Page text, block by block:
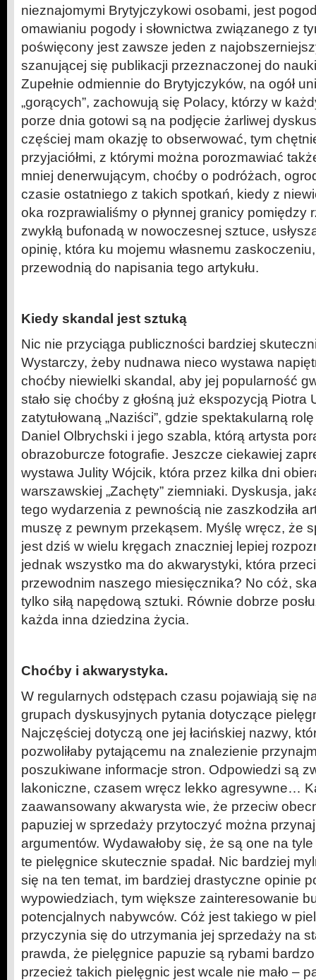
nieznajomymi Brytyjczykowi osobami, jest
omawianiu pogody i słownictwa związanego z
poświęcony jest zawsze jeden z
szanującej się publikacji przeznaczonej do
Zupełnie odmiennie do Brytyjczyków, na ogół
„gorących”, zachowują się Polacy, którzy w
porze dnia gotowi są na podjęcie żarliwej
częściej mam okazję to obserwować, tym
przyjaciółmi, z którymi można porozmawiać
mniej denerwującym, choćby o podróżach,
czasie ostatniego z takich spotkań, kiedy z
oka rozprawialiśmy o płynnej granicy pomiędzy
zwykłą bufonadą w nowoczesnej sztuce,
opinię, która ku mojemu własnemu
przewodnią do napisania tego artykułu.
Kiedy skandal jest sztuką
Nic nie przyciąga publiczności bardziej
Wystarczy, żeby nudnawa nieco wystawa
choćby niewielki skandal, aby jej popularność
stało się choćby z głośną już ekspozycją Piotra
zatytułowaną „Naziści”, gdzie spektakularną
Daniel Olbrychski i jego szabla, którą artysta
obrazoburcze fotografie. Jeszcze ciekawiej
wystawa Julity Wójcik, która przez kilka dni
warszawskiej „Zachęty” ziemniaki. Dyskusja,
tego wydarzenia z pewnością nie zaszkodziła
muszę z pewnym przekąsem. Myślę wręcz, że
jest dziś w wielu kręgach znaczniej lepiej
jednak wszystko ma do akwarystyki, która
przewodnim naszego miesięcznika? No cóż,
tylko siłą napędową sztuki. Równie dobrze
każda inna dziedzina życia.
Choćby i akwarystyka.
W regularnych odstępach czasu pojawiają się
grupach dyskusyjnych pytania dotyczące
Najczęściej dotyczą one jej łacińskiej nazwy,
pozwoliłaby pytającemu na znalezienie
poszukiwane informacje stron. Odpowiedzi są
lakoniczne, czasem wręcz lekko agresywne…
zaawansowany akwarysta wie, że przeciw
papuziej w sprzedaży przytoczyć można
argumentów. Wydawałoby się, że są one na
te pielęgnice skutecznie spadał. Nic bardziej
się na ten temat, im bardziej drastyczne opinie
wypowiedziach, tym większe zainteresowanie
potencjalnych nabywców. Cóż jest takiego w
przyczynia się do utrzymania jej sprzedaży na
prawda, że pielęgnice papuzie są rybami
przecież takich pielęgnic jest wcale nie mało –